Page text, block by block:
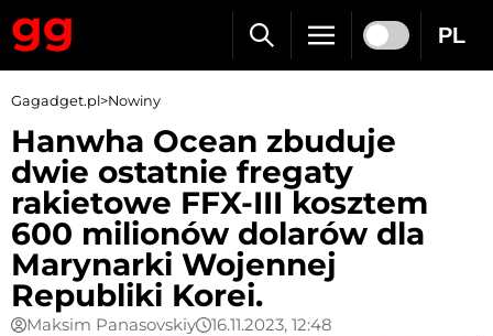
PL
Gagadget.pl>Nowiny
Hanwha Ocean zbuduje
dwie ostatnie fregaty
rakietowe FFX-III kosztem
600 milionów dolarów dla
Marynarki Wojennej
Republiki Korei.
Maksim Panasovskiy 16.11.2023, 12:48